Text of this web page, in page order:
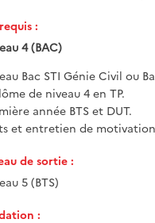
:
4 (BAC)
Bac STI Génie Civil ou
de niveau 4 en TP.
année BTS et DUT.
et entretien de motivation
de sortie :
5 (BTS)
: